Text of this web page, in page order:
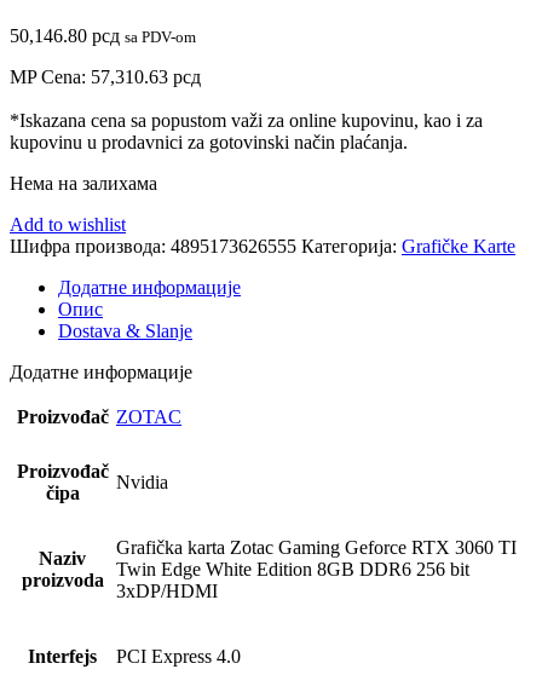
50,146.80 рсд sa PDV-om
MP Cena: 57,310.63 рсд
*Iskazana cena sa popustom važi za online kupovinu, kao i za
kupovinu u prodavnici za gotovinski način plaćanja.
Нема на залихама
Add to wishlist
Шифра производа: 4895173626555 Категорија: Grafičke Karte
Додатне информације
Опис
Dostava & Slanje
Додатне информације
Proizvođač ZOTAC
Proizvođač
čipa
Nvidia
Naziv
proizvoda
Grafička karta Zotac Gaming Geforce RTX 3060 TI
Twin Edge White Edition 8GB DDR6 256 bit
3xDP/HDMI
Interfejs PCI Express 4.0